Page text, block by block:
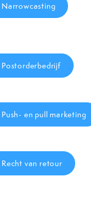
Narrowcasting
Postorderbedrijf
Push- en pull marketing
Recht van retour